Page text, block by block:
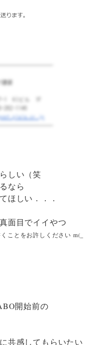
しい（笑
なら
ほしい．．．
面目でイイやつ
ことをお許しください m(_
開始前の
共感してもらいたい